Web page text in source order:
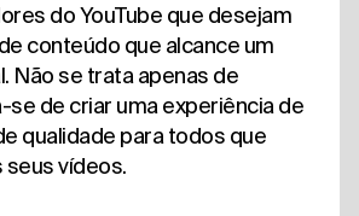
do YouTube que desejam
conteúdo que alcance um
Não se trata apenas de
se de criar uma experiência de
qualidade para todos que
vídeos.